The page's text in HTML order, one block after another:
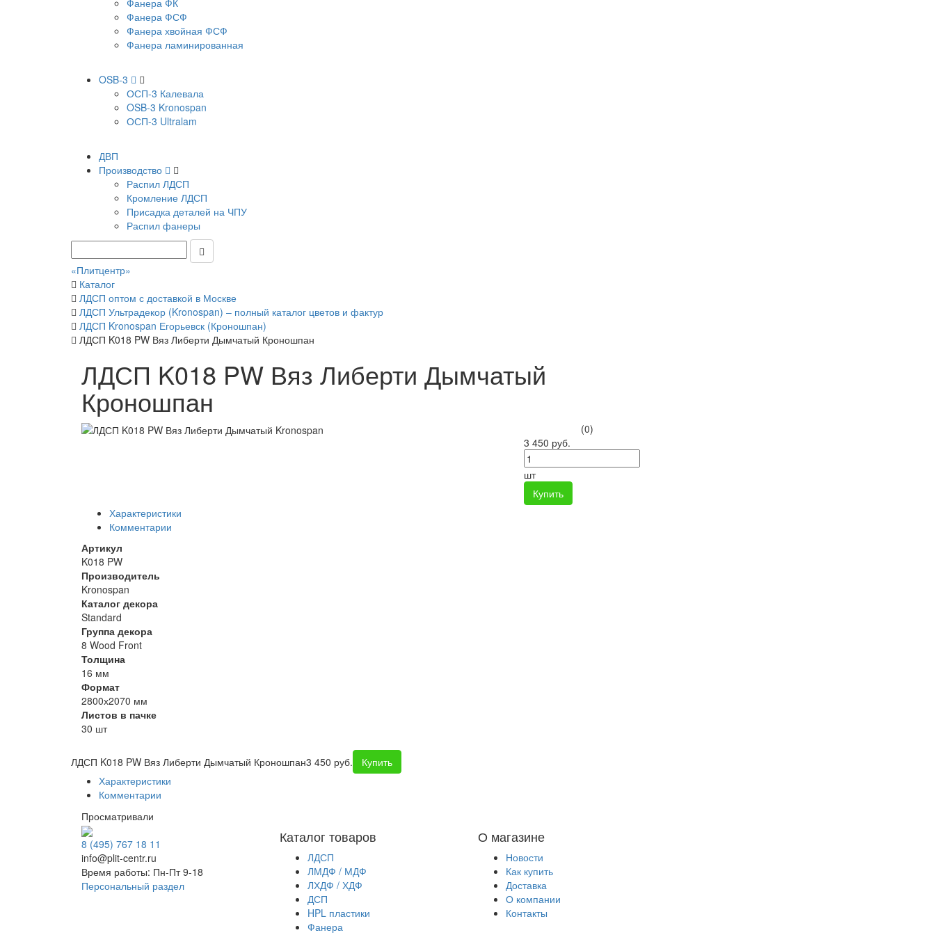
Фанера ФК
Фанера ФСФ
Фанера хвойная ФСФ
Фанера ламинированная
OSB-3
ОСП-3 Калевала
OSB-3 Kronospan
ОСП-3 Ultralam
ДВП
Производство
Распил ЛДСП
Кромление ЛДСП
Присадка деталей на ЧПУ
Распил фанеры
«Плитцентр»
Каталог
ЛДСП оптом с доставкой в Москве
ЛДСП Ультрадекор (Kronospan) – полный каталог цветов и фактур
ЛДСП Kronospan Егорьевск (Кроношпан)
ЛДСП K018 PW Вяз Либерти Дымчатый Кроношпан
ЛДСП K018 PW Вяз Либерти Дымчатый
Кроношпан
(0)
3 450 руб.
шт
Купить
Характеристики
Комментарии
Артикул
K018 PW
Производитель
Kronospan
Каталог декора
Standard
Группа декора
8 Wood Front
Толщина
16 мм
Формат
2800х2070 мм
Листов в пачке
30 шт
ЛДСП K018 PW Вяз Либерти Дымчатый Кроношпан3 450 руб.
Купить
Характеристики
Комментарии
Просматривали
О магазине
Новости
Как купить
Доставка
О компании
Контакты
Каталог товаров
ЛДСП
ЛМДФ / МДФ
ЛХДФ / ХДФ
ДСП
HPL пластики
Фанера
8 (495) 767 18 11
info@plit-centr.ru
Время работы: Пн-Пт 9-18
Персональный раздел